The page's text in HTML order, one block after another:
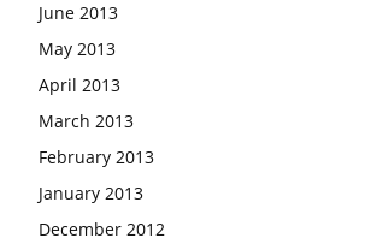
June 2013
May 2013
April 2013
March 2013
February 2013
January 2013
December 2012